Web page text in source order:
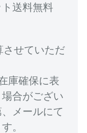
送料無料
させていただ
庫確保に表
合がござい
メールにて
。